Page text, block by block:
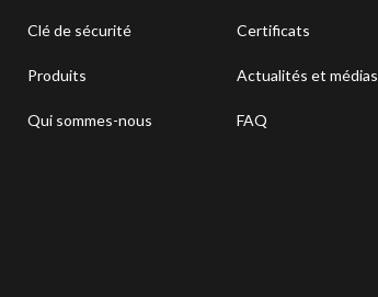
Clé de sécurité
Produits
Qui sommes-nous
Certificats
Actualités et médias
FAQ